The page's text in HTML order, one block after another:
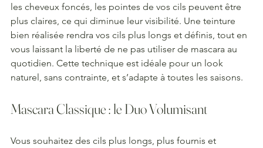
les cheveux foncés, les pointes de vos cils peuvent être
plus claires, ce qui diminue leur visibilité. Une teinture
bien réalisée rendra vos cils plus longs et définis, tout en
vous laissant la liberté de ne pas utiliser de mascara au
quotidien. Cette technique est idéale pour un look
naturel, sans contrainte, et s’adapte à toutes les saisons.
Mascara Classique : le Duo Volumisant
Vous souhaitez des cils plus longs, plus fournis et